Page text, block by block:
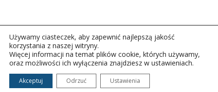
Copyright © 2026Polskie Radio Rzeszów S.A. w likwidacj.
Wszelkie prawa zastrzeżone.
Używamy ciasteczek, aby zapewnić najlepszą jakość
korzystania z naszej witryny.
Więcej informacji na temat plików cookie, których używamy,
oraz możliwości ich wyłączenia znajdziesz w ustawieniach.
Akceptuj Odrzuć Ustawienia